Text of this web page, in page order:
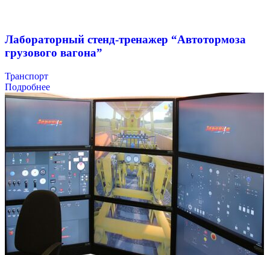
Лабораторный стенд-тренажер “Автотормоза
грузового вагона”
Транспорт
Подробнее